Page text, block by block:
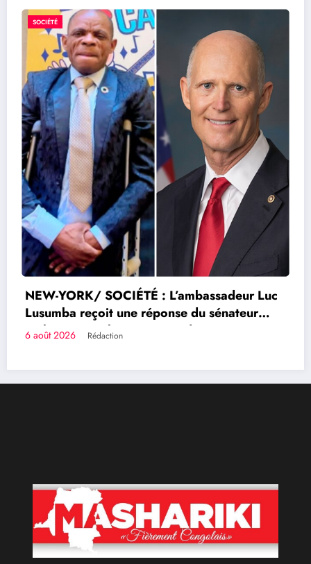
Luc
SOCIÉTÉ
SUD-KIVU/ SOCIÉTÉ : Le philanthrope
Frank Mwaka Kubihamushizi distribue
cahiers aux écoliers de la chefferie de
Kaziba, philanthrope légendaire
6 août 2026
Congolais fièrement
Qui sommes-nous?
Le Groupe de Presse Mashariki RDC est une organisation
médiatique d’envergure, légalement constituée en
Catécories